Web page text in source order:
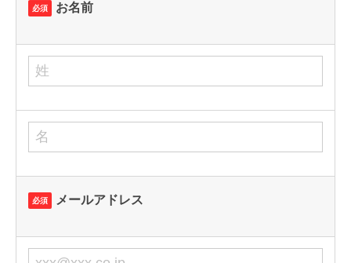
必須 お名前
必須 メールアドレス